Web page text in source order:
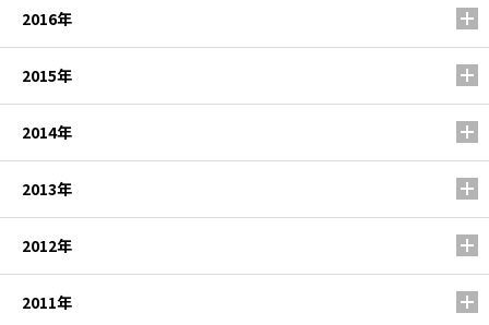
2016年
2015年
2014年
2013年
2012年
2011年